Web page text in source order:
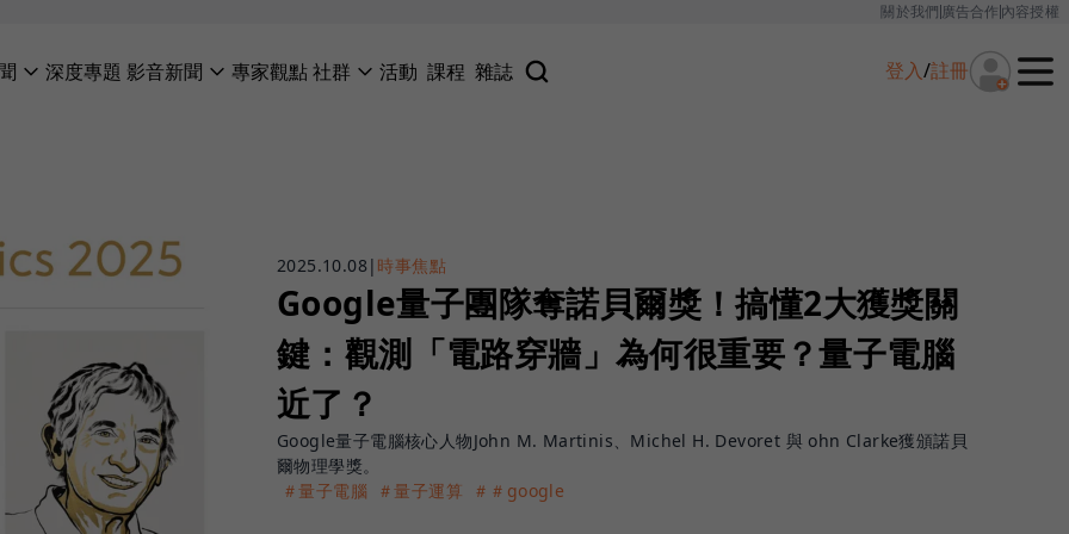
關於我們廣告合作內容授權
深度專題 影音新聞 專家觀點社群 活動 課程 雜誌 登入/註冊
2025.10.08| 時事焦點
Google量子團隊奪諾貝爾獎！搞懂2大獲獎關
鍵：觀測「電路穿牆」為何很重要？量子電腦
近了？
Google量子電腦核心人物John M. Martinis、Michel H. Devoret 與 ohn Clarke獲頒諾貝
爾物理學獎。
＃量子電腦
＃量子運算 ＃＃google